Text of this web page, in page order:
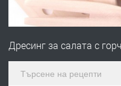
ПРЕДЛАГА
Дресинг за салата с